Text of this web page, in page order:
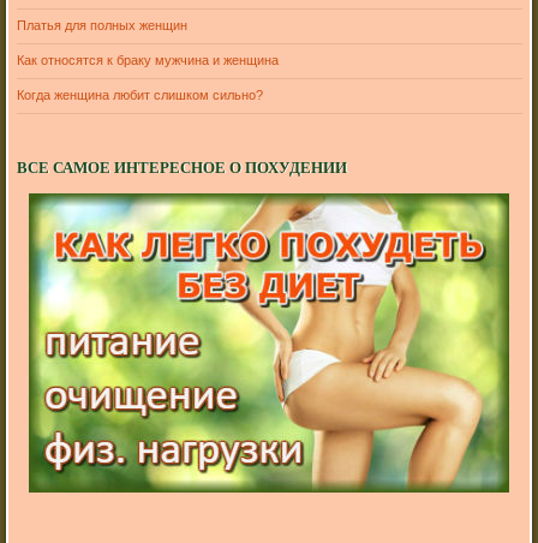
Платья для полных женщин
Как относятся к браку мужчина и женщина
Когда женщина любит слишком сильно?
ВСЕ САМОЕ ИНТЕРЕСНОЕ О ПОХУДЕНИИ